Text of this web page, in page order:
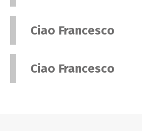
Ciao Francesco
Ciao Francesco